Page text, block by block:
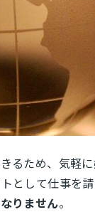
るため、気軽
として仕事を
りません。